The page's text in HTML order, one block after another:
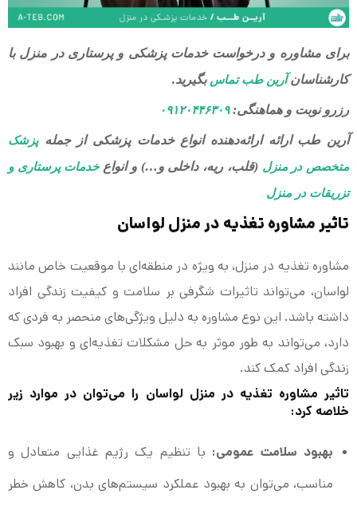
برای مشاوره و درخواست خدمات پزشکی و پرستاری در منزل با
کارشناسانآرین طب تماسبگیرید.
رزرو نوبت و هماهنگی:۰۹۱۲۰۴۴۶۳۰۹
آرین طب ارائه ارائه‌دهنده انواع خدمات پزشکی از جمله پزشک
متخصص در منزل(قلب، ریه، داخلی و…) و انواع خدمات پرستاری و
تزریقات در منزل
تاثیر مشاوره تغذیه در منزل لواسان
مشاوره تغذیه در منزل، به ویژه در منطقه‌ای با موقعیت خاص مانند
لواسان، می‌تواند تاثیرات شگرفی بر سلامت و کیفیت زندگی افراد
داشته باشد. این نوع مشاوره به دلیل ویژگی‌های منحصر به فردی که
دارد، می‌تواند به طور موثر به حل مشکلات تغذیه‌ای و بهبود سبک
زندگی افراد کمک کند.
تاثیر مشاوره تغذیه در منزل لواسان را می‌توان در موارد زیر
خلاصه کرد:
بهبود سلامت عمومی:با تنظیم یک رژیم غذایی متعادل و
مناسب، می‌توان به بهبود عملکرد سیستم‌های بدن، کاهش خطر